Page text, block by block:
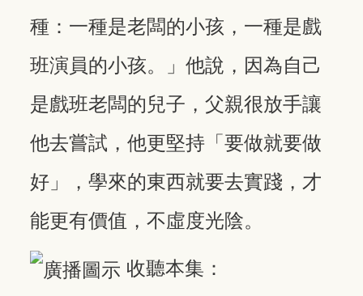
種：一種是老闆的小孩，一種是戲
班演員的小孩。」他說，因為自己
是戲班老闆的兒子，父親很放手讓
他去嘗試，他更堅持「要做就要做
好」，學來的東西就要去實踐，才
能更有價值，不虛度光陰。
收聽本集：